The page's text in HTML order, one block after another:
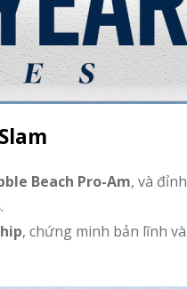
Beach Pro-Am, và
.
, chứng minh bản lĩnh